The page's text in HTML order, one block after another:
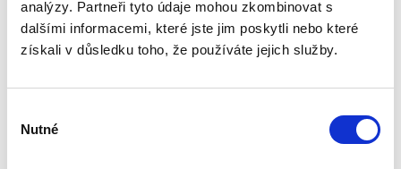
analýzy. Partneři tyto údaje mohou zkombinovat s
dalšími informacemi, které jste jim poskytli nebo které
získali v důsledku toho, že používáte jejich služby.
souhlasu
Nutné
skutečného
majitele